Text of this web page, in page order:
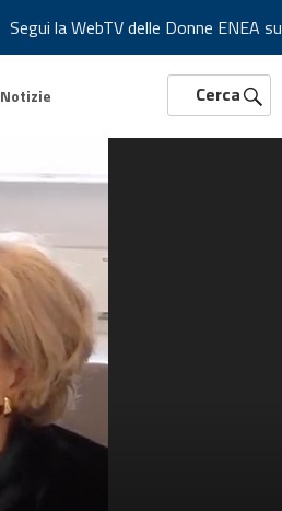
Segui la WebTV delle Donne ENEA su
Notizie Cerca